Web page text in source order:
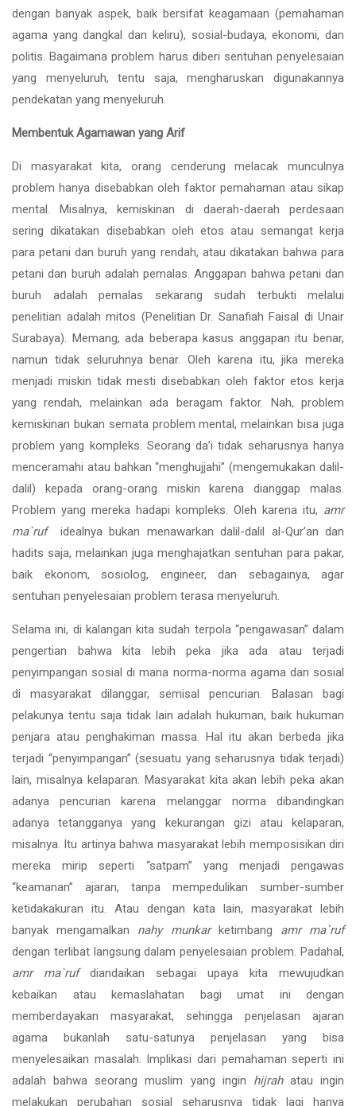
dengan banyak aspek, baik bersifat keagamaan (pemahaman
agama yang dangkal dan keliru), sosial-budaya, ekonomi, dan
politis. Bagaimana problem harus diberi sentuhan penyelesaian
yang menyeluruh, tentu saja, mengharuskan digunakannya
pendekatan yang menyeluruh.
Membentuk Agamawan yang Arif
Di masyarakat kita, orang cenderung melacak munculnya
problem hanya disebabkan oleh faktor pemahaman atau sikap
mental. Misalnya, kemiskinan di daerah-daerah perdesaan
sering dikatakan disebabkan oleh etos atau semangat kerja
para petani dan buruh yang rendah, atau dikatakan bahwa para
petani dan buruh adalah pemalas. Anggapan bahwa petani dan
buruh adalah pemalas sekarang sudah terbukti melalui
penelitian adalah mitos (Penelitian Dr. Sanafiah Faisal di Unair
Surabaya). Memang, ada beberapa kasus anggapan itu benar,
namun tidak seluruhnya benar. Oleh karena itu, jika mereka
menjadi miskin tidak mesti disebabkan oleh faktor etos kerja
yang rendah, melainkan ada beragam faktor. Nah, problem
kemiskinan bukan semata problem mental, melainkan bisa juga
problem yang kompleks. Seorang da’i tidak seharusnya hanya
menceramahi atau bahkan “menghujjahi” (mengemukakan dalil-
dalil) kepada orang-orang miskin karena dianggap malas.
Problem yang mereka hadapi kompleks. Oleh karena itu, amr
ma`ruf idealnya bukan menawarkan dalil-dalil al-Qur’an dan
hadits saja, melainkan juga menghajatkan sentuhan para pakar,
baik ekonom, sosiolog, engineer, dan sebagainya, agar
sentuhan penyelesaian problem terasa menyeluruh.
Selama ini, di kalangan kita sudah terpola “pengawasan” dalam
pengertian bahwa kita lebih peka jika ada atau terjadi
penyimpangan sosial di mana norma-norma agama dan sosial
di masyarakat dilanggar, semisal pencurian. Balasan bagi
pelakunya tentu saja tidak lain adalah hukuman, baik hukuman
penjara atau penghakiman massa. Hal itu akan berbeda jika
terjadi “penyimpangan” (sesuatu yang seharusnya tidak terjadi)
lain, misalnya kelaparan. Masyarakat kita akan lebih peka akan
adanya pencurian karena melanggar norma dibandingkan
adanya tetangganya yang kekurangan gizi atau kelaparan,
misalnya. Itu artinya bahwa masyarakat lebih memposisikan diri
mereka mirip seperti “satpam” yang menjadi pengawas
“keamanan” ajaran, tanpa mempedulikan sumber-sumber
ketidakakuran itu. Atau dengan kata lain, masyarakat lebih
banyak mengamalkan nahy munkarketimbang amr ma`ruf
dengan terlibat langsung dalam penyelesaian problem. Padahal,
amr ma`rufdiandaikan sebagai upaya kita mewujudkan
kebaikan atau kemaslahatan bagi umat ini dengan
memberdayakan masyarakat, sehingga penjelasan ajaran
agama bukanlah satu-satunya penjelasan yang bisa
menyelesaikan masalah. Implikasi dari pemahaman seperti ini
adalah bahwa seorang muslim yang ingin hijrahatau ingin
melakukan perubahan sosial seharusnya tidak lagi hanya